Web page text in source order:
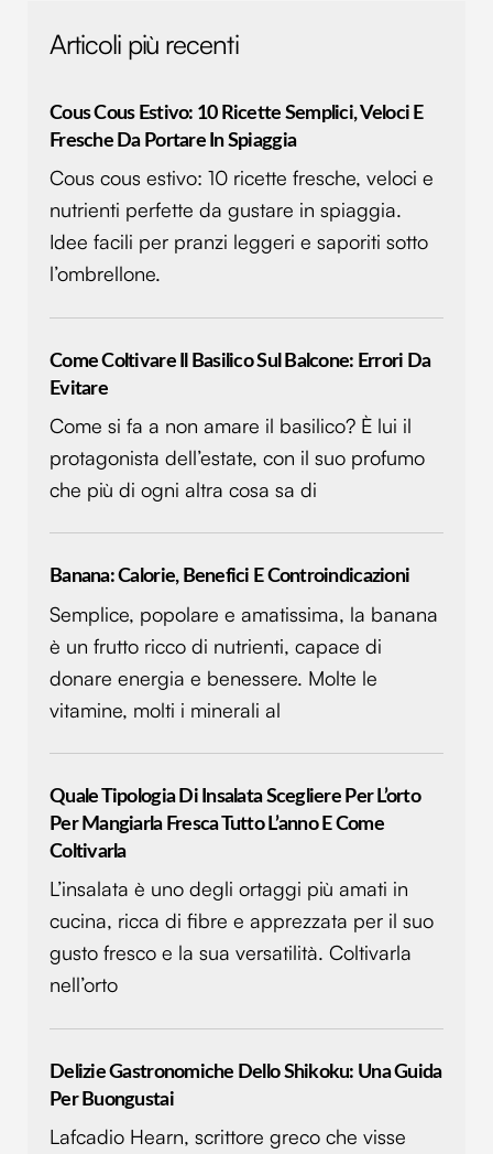
Articoli più recenti
Cous Cous Estivo: 10 Ricette Semplici, Veloci E
Fresche Da Portare In Spiaggia
Cous cous estivo: 10 ricette fresche, veloci e
nutrienti perfette da gustare in spiaggia.
Idee facili per pranzi leggeri e saporiti sotto
l’ombrellone.
Come Coltivare Il Basilico Sul Balcone: Errori Da
Evitare
Come si fa a non amare il basilico? È lui il
protagonista dell’estate, con il suo profumo
che più di ogni altra cosa sa di
Banana: Calorie, Benefici E Controindicazioni
Semplice, popolare e amatissima, la banana
è un frutto ricco di nutrienti, capace di
donare energia e benessere. Molte le
vitamine, molti i minerali al
Quale Tipologia Di Insalata Scegliere Per L’orto
Per Mangiarla Fresca Tutto L’anno E Come
Coltivarla
L’insalata è uno degli ortaggi più amati in
cucina, ricca di fibre e apprezzata per il suo
gusto fresco e la sua versatilità. Coltivarla
nell’orto
Delizie Gastronomiche Dello Shikoku: Una Guida
Per Buongustai
Lafcadio Hearn, scrittore greco che visse